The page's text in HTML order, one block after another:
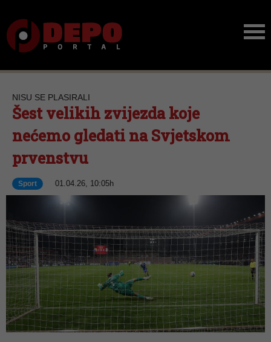
NISU SE PLASIRALI
Šest velikih zvijezda koje
nećemo gledati na Svjetskom
prvenstvu
Sport 01.04.26, 10:05h